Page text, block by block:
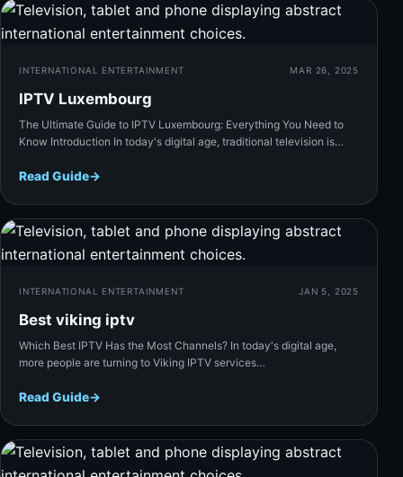
INTERNATIONAL ENTERTAINMENT MAR 26, 2025
IPTV Luxembourg
The Ultimate Guide to IPTV Luxembourg: Everything You Need to
Know Introduction In today's digital age, traditional television is…
Read Guide→
INTERNATIONAL ENTERTAINMENT JAN 5, 2025
Best viking iptv
Which Best IPTV Has the Most Channels? In today's digital age,
more people are turning to Viking IPTV services…
Read Guide→